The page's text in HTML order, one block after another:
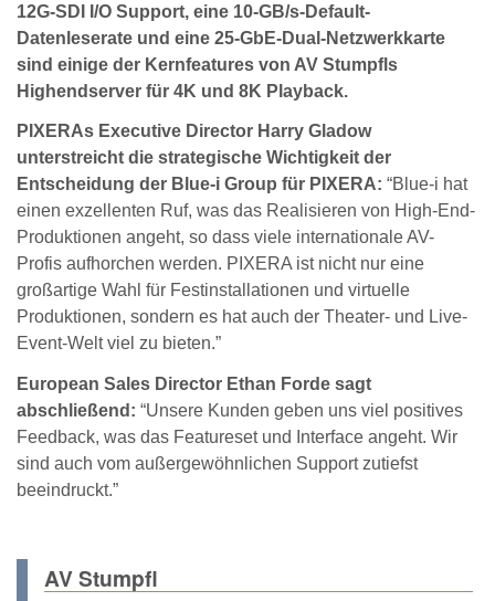
12G-SDI I/O Support, eine 10-GB/s-Default-
Datenleserate und eine 25-GbE-Dual-Netzwerkkarte
sind einige der Kernfeatures von AV Stumpfls
Highendserver für 4K und 8K Playback.
PIXERAs Executive Director Harry Gladow
unterstreicht die strategische Wichtigkeit der
Entscheidung der Blue-i Group für PIXERA: “Blue-i hat
einen exzellenten Ruf, was das Realisieren von High-End-
Produktionen angeht, so dass viele internationale AV-
Profis aufhorchen werden. PIXERA ist nicht nur eine
großartige Wahl für Festinstallationen und virtuelle
Produktionen, sondern es hat auch der Theater- und Live-
Event-Welt viel zu bieten.”
European Sales Director Ethan Forde sagt
abschließend: “Unsere Kunden geben uns viel positives
Feedback, was das Featureset und Interface angeht. Wir
sind auch vom außergewöhnlichen Support zutiefst
beeindruckt.”
AV Stumpfl